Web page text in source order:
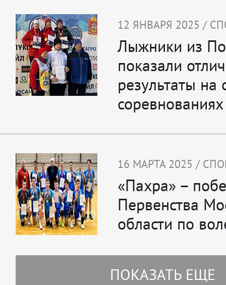
12 ЯНВАРЯ 2025 /
Лыжники из
показали
результаты на
соревнованиях
16 МАРТА 2025 /
«Пахра» –
Первенства
области по
ПОКАЗАТЬ ЕЩЕ